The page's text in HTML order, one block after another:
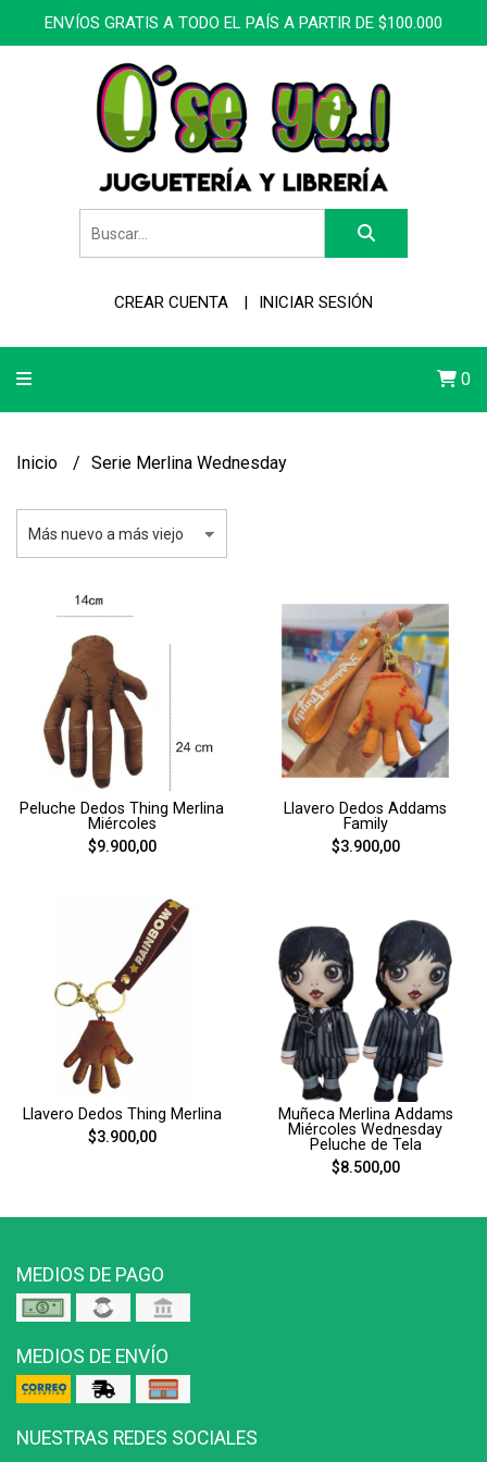
ENVÍOS GRATIS A TODO EL PAÍS A PARTIR DE $100.000
CREAR CUENTA INICIAR SESIÓN
0
Inicio Serie Merlina Wednesday
Peluche Dedos Thing Merlina
Miércoles
$9.900,00
Llavero Dedos Addams
Family
$3.900,00
Llavero Dedos Thing Merlina
$3.900,00
Muñeca Merlina Addams
Miércoles Wednesday
Peluche de Tela
$8.500,00
MEDIOS DE PAGO
MEDIOS DE ENVÍO
NUESTRAS REDES SOCIALES